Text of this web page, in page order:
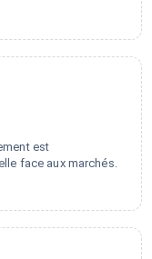
est
face aux marchés.